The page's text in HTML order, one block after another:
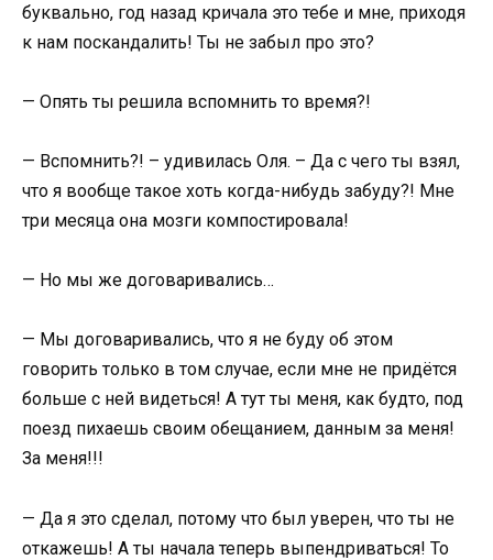
буквально, год назад кричала это тебе и мне, приходя
к нам поскандалить! Ты не забыл про это?
— Опять ты решила вспомнить то время?!
— Вспомнить?! – удивилась Оля. – Да с чего ты взял,
что я вообще такое хоть когда-нибудь забуду?! Мне
три месяца она мозги компостировала!
— Но мы же договаривались…
— Мы договаривались, что я не буду об этом
говорить только в том случае, если мне не придётся
больше с ней видеться! А тут ты меня, как будто, под
поезд пихаешь своим обещанием, данным за меня!
За меня!!!
— Да я это сделал, потому что был уверен, что ты не
откажешь! А ты начала теперь выпендриваться! То